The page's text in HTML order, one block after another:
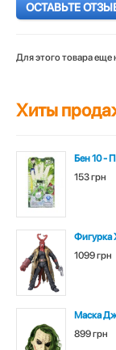
ОСТАВЬТЕ
Для этого товара еще
Хиты
Бен 10 -
153 грн
Фигурка
1099 грн
Маска
899 грн